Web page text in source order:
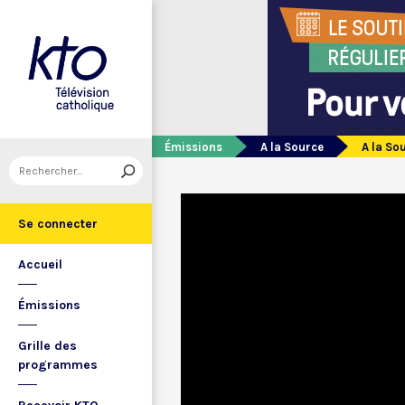
Se connecter
Accueil
Émissions
Grille des
programmes
Émissions A la Source A la